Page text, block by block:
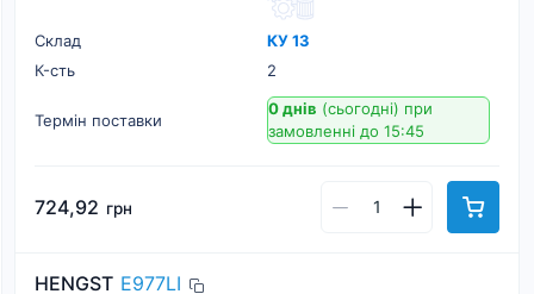
Склад
КУ 13
К-cть
2
Термін поставки
0 днів (сьогодні) при
замовленні до 15:45
724,92 грн
HENGST E977LI